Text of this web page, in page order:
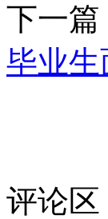
下一篇
毕业
评论区